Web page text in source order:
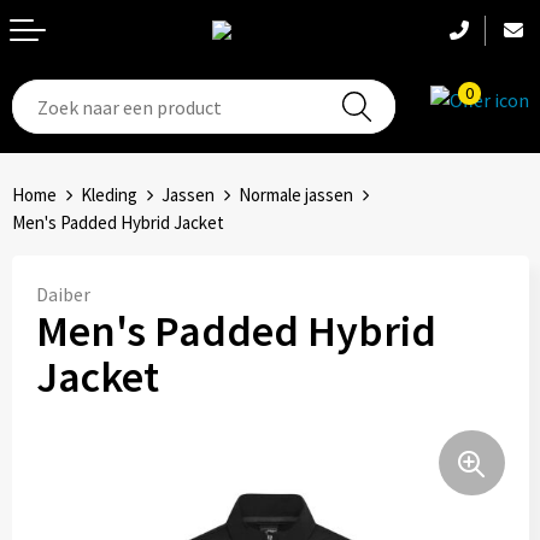
0
T-Shirts
Broeken en shorts
Schoenen
Badtextiel
Hoeden
Hoofdbanden
Sets
Bandanas
Aanstekers
Anti-stress
Elektronica, Gadgets en USB
Feestartikelen
Home Kleding Jassen
Normale jassen
Men's Padded Hybrid Jacket
Daiber
Men's Padded Hybrid
Jacket